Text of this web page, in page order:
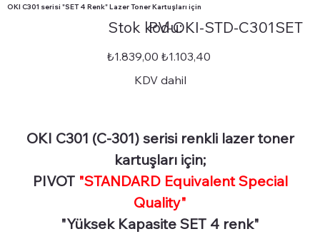
OKI C301 serisi "SET 4 Renk" Lazer Toner Kartuşları için
Stok kodu:
kodu:
STD-
C301SET
PV-OKI-STD-C301SET
Orijinal
fiyat
₺1.839,00 İndirimli
fiyat
₺1.103,40
KDV dahil
OKI C301 (C-301) serisi renkli lazer toner
kartuşları için;
PIVOT "STANDARD Equivalent Special
Quality"
"Yüksek Kapasite SET 4 renk"